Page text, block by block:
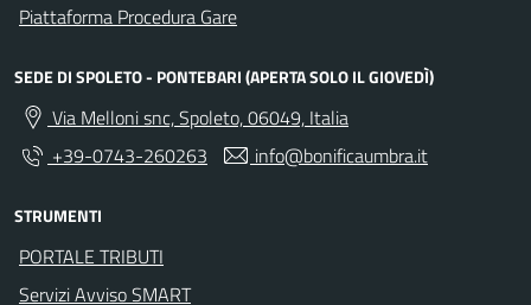
Piattaforma Procedura Gare
SEDE DI SPOLETO - PONTEBARI (APERTA SOLO IL GIOVEDÌ)
Via Melloni snc, Spoleto, 06049, Italia
+39-0743-260263
info@bonificaumbra.it
STRUMENTI
PORTALE TRIBUTI
Servizi Avviso SMART